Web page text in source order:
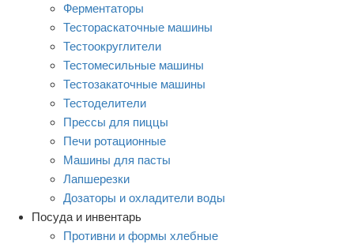
Ферментаторы
Тестораскаточные машины
Тестоокруглители
Тестомесильные машины
Тестозакаточные машины
Тестоделители
Прессы для пиццы
Печи ротационные
Машины для пасты
Лапшерезки
Дозаторы и охладители воды
Посуда и инвентарь
Противни и формы хлебные